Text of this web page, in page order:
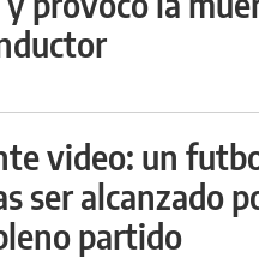
video: un
ser alcanzado
partido